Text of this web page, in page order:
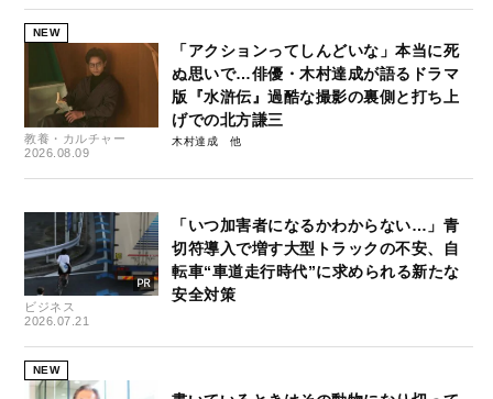
NEW
教養・カルチャー
2026.08.09
「アクションってしんどいな」本当に死
ぬ思いで…俳優・木村達成が語るドラマ
版『水滸伝』過酷な撮影の裏側と打ち上
げでの北方謙三
木村達成
ビジネス
2026.07.21
「いつ加害者になるかわからない…」青
切符導入で増す大型トラックの不安、自
転車“車道走行時代”に求められる新たな
安全対策
NEW